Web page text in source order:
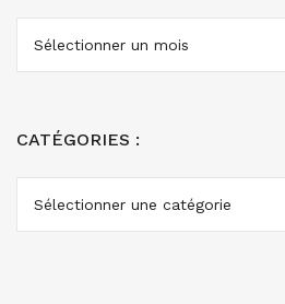
ARCHIVES
CATÉGORIES :
CATÉGORIES